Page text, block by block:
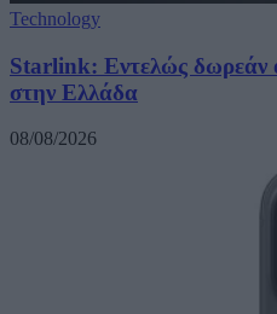
Technology
Starlink: Εντελώς δωρεάν
στην Ελλάδα
08/08/2026